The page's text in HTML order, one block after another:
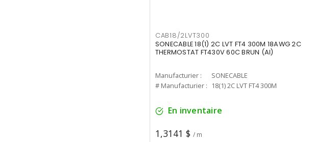
CAB18/2LVT300
SONECABLE 18(1) 2C LVT FT4 300M 18AWG 2C
THERMOSTAT FT430V 60C BRUN (AI)
Manufacturier :
SONECABLE
# Manufacturier :
18(1) 2C LVT FT4 300M
En inventaire
1,3141 $ / m